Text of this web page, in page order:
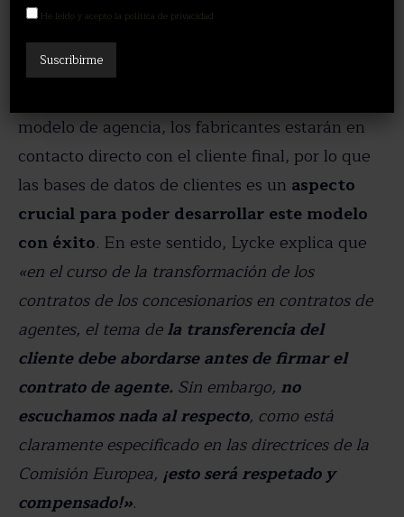
que se quieren sustituir es la cuestión de la
base de datos de clientes, un activo
importante construido a lo largo de los
modelo de agencia, los fabricantes estarán en
contacto directo con el cliente final, por lo que
las bases de datos de clientes es un aspecto
crucial para poder desarrollar este modelo
con éxito. En este sentido, Lycke explica que
«en el curso de la transformación de los
contratos de los concesionarios en contratos de
agentes, el tema dela transferencia del
cliente debe abordarse antes de firmar el
contrato de agente. Sin embargo, no
escuchamos nada al respecto, como está
claramente especificado en las directrices de la
Comisión Europea, ¡esto será respetado y
compensado!».
He leído y acepto la política de privacidad